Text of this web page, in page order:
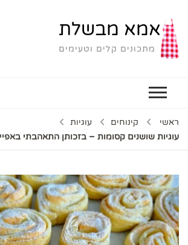
אמא מבשלת
מתכונים קלים וטעימים
ראשי קינוחים
עוגיות
עוגיות שושנים קסומות – בזכותן התאהבתי